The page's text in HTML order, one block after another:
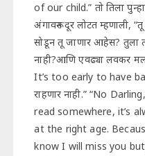
of our child.” तो तिला
अंगावरून दूर लोटत म्हणाली,
सोडून तू जाणार आहेस? तुला
नाही?आणि एवढ्या लवकर
It’s too early to have
राहणार नाही.” “No
read somewhere, it’s
at the right age.
know I will miss you